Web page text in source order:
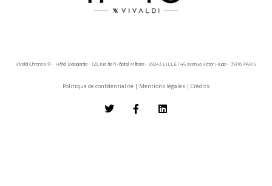
Vivaldi Chronos © - Hôtel Delagarde - 120, rue de l'Hôpital Militaire - 59043 LILLE / 45 avenue Victor Hugo - 75116 PARIS
Politique de confidentialité | Mentions légales | Crédits